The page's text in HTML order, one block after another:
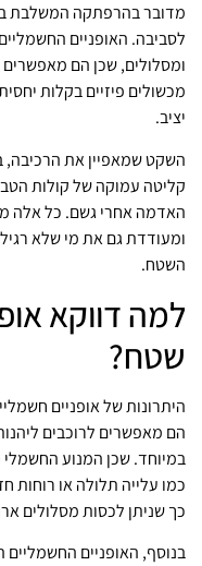
מדובר בהרפתקה המשלבת
לסביבה. האופניים
ומסלולים, שכן הם
מכשולים פיזיים בקלות
יציב.
השקט שמאפיין את
קליטה עמוקה של קולות
האדמה אחרי גשם. כל אלה
ומעודדת גם את מי שלא
השטח.
למה דווקא
שטח?
היתרונות של אופניים
הם מאפשרים לרוכבים
במיוחד. שכן המנוע
כמו עלייה תלולה או רוחות
כך שניתן לכסות מסלולים
בנוסף, האופניים החשמליים